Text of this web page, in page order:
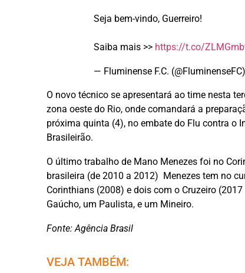
Seja bem-vindo, Guerreiro!
Saiba mais >> https://t.co/
— Fluminense F.C.
O novo técnico se apresentará ao time nesta
zona oeste do Rio, onde comandará a
próxima quinta (4), no embate do Flu contra o
Brasileirão.
O último trabalho de Mano Menezes foi no
brasileira (de 2010 a 2012) Menezes tem no
Corinthians (2008) e dois com o Cruzeiro
Gaúcho, um Paulista, e um Mineiro.
Fonte: Agência Brasil
VEJA TAMBÉM: